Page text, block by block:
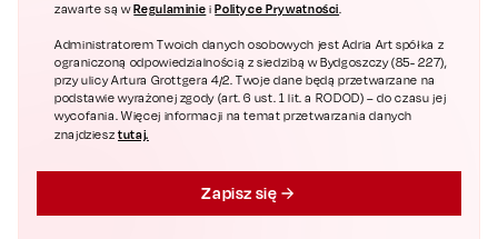
zawarte są wRegulaminie iPolityce Prywatności.
Administratorem Twoich danych osobowych jest Adria Art spółka z
ograniczoną odpowiedzialnością z siedzibą w Bydgoszczy (85- 227),
przy ulicy Artura Grottgera 4/2. Twoje dane będą przetwarzane na
podstawie wyrażonej zgody (art. 6 ust. 1 lit. a RODOD) – do czasu jej
wycofania. Więcej informacji na temat przetwarzania danych
znajdziesztutaj.
Zapisz się